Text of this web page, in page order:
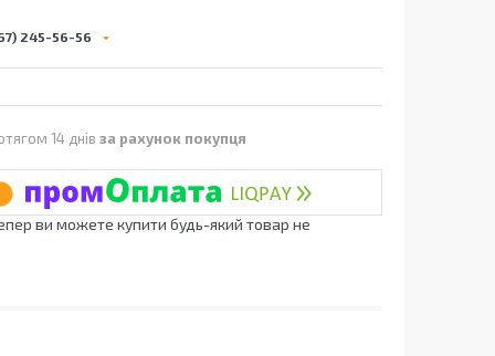
245-56-56
14 днів за рахунок покупця
ви можете купити будь-який товар не